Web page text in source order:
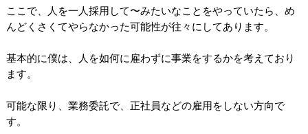
ここで、人を一人採用して〜みたいなことをやっていたら、め
んどくさくてやらなかった可能性が往々にしてあります。
基本的に僕は、人を如何に雇わずに事業をするかを考えており
ます。
可能な限り、業務委託で、正社員などの雇用をしない方向で
す。